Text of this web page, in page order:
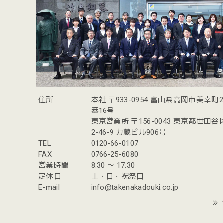
住所
本社 〒933-0954 富山県高岡市美幸町
番16号
東京営業所 〒156-0043 東京都世田谷
2-46-9 力蔵ビル906号
TEL
0120-66-0107
FAX
0766-25-6080
営業時間
8:30 〜 17:30
定休日
土・日・祝祭日
E-mail
info@takenakadouki.co.jp